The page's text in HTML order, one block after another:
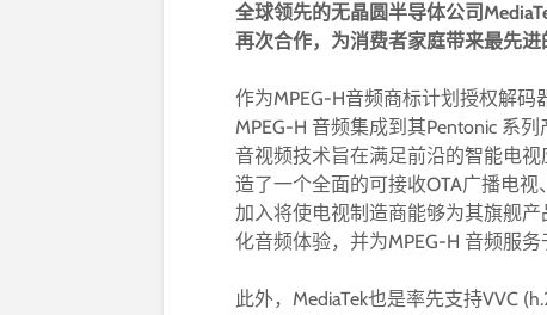
全球领先的无晶圆半导体公司
再次合作，为消费者家庭带来最先进
作为MPEG-H音频商标计划授权解码
MPEG-H 音频集成到其Pentonic 系
音视频技术旨在满足前沿的智能电
造了一个全面的可接收OTA广播电
加入将使电视制造商能够为其旗舰
化音频体验，并为MPEG-H 音频服务
此外，MediaTek也是率先支持VVC